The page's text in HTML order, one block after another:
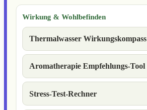
Wirkung & Wohlbefinden
Thermalwasser Wirkungskompass
Aromatherapie Empfehlungs-Tool
Stress-Test-Rechner